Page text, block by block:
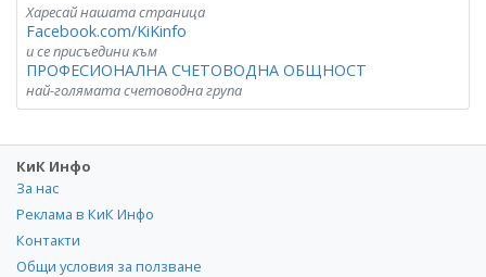
Харесай нашата страница
Facebook.com/KiKinfo
и се присъедини към
ПРОФЕСИОНАЛНА СЧЕТОВОДНА ОБЩНОСТ
най-голямата счетоводна група
КиК Инфо
За нас
Реклама в КиК Инфо
Контакти
Общи условия за ползване